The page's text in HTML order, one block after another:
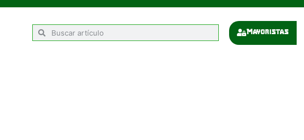
Mayoristas